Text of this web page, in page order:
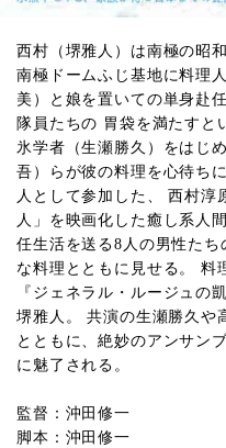
西村（堺雅人）は南極の昭
南極ドームふじ基地に料理
美）と娘を置いての単身赴
隊員たちの 胃袋を満たすと
氷学者（生瀬勝久）をはじ
吾）らが彼の料理を心待ち
人として参加した、 西村淳
人」を映画化した癒し系人
任生活を送る8人の男性た
な料理とともに見せる。 料
『ジェネラル・ルージュの
堺雅人。 共演の生瀬勝久や
とともに、絶妙のアンサン
に魅了される。
監督：沖田修一
脚本：沖田修一